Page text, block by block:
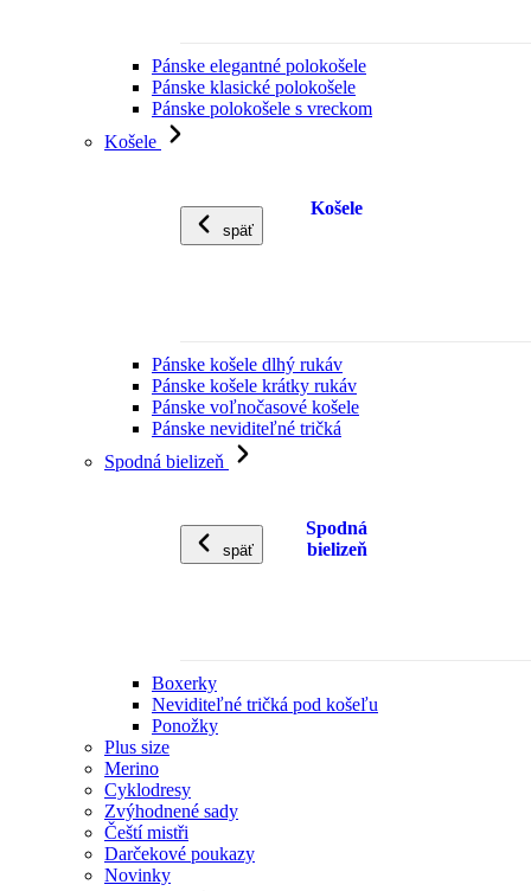
Pánske elegantné polokošele
Pánske klasické polokošele
Pánske polokošele s vreckom
Košele
späť
Košele
Pánske košele dlhý rukáv
Pánske košele krátky rukáv
Pánske voľnočasové košele
Pánske neviditeľné tričká
Spodná bielizeň
späť
Spodná
bielizeň
Boxerky
Neviditeľné tričká pod košeľu
Ponožky
Plus size
Merino
Cyklodresy
Zvýhodnené sady
Čeští mistři
Darčekové poukazy
Novinky